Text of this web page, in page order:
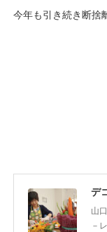
今年も引き続き断捨
デ
山
－